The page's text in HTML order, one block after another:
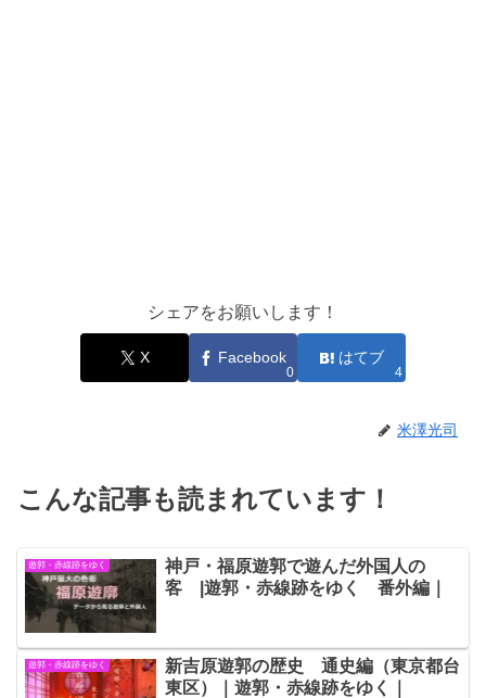
シェアをお願いします！
X Facebook
0
はてブ
4
米澤光司
こんな記事も読まれています！
遊郭・赤線跡をゆく
神戸・福原遊郭で遊んだ外国人の
客 |遊郭・赤線跡をゆく 番外編｜
遊郭・赤線跡をゆく
新吉原遊郭の歴史 通史編（東京都台
東区）｜遊郭・赤線跡をゆく｜